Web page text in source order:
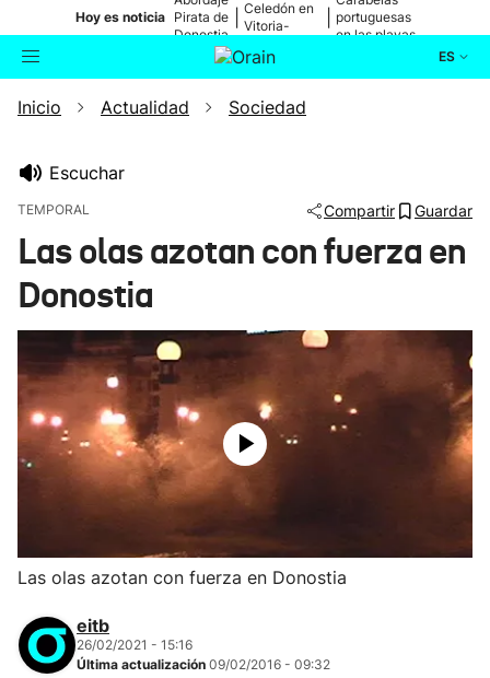
Hoy es noticia Pirata de
Donostia
Celedón en
Vitoria-
portuguesas
en las playas
ES
Buscador Actualidad
Inicio Actualidad Sociedad
Escuchar
TEMPORAL Compartir Guardar
Las olas azotan con fuerza en
Donostia
Las olas azotan con fuerza en Donostia
eitb
26/02/2021 - 15:16
Última actualización 09/02/2016 - 09:32